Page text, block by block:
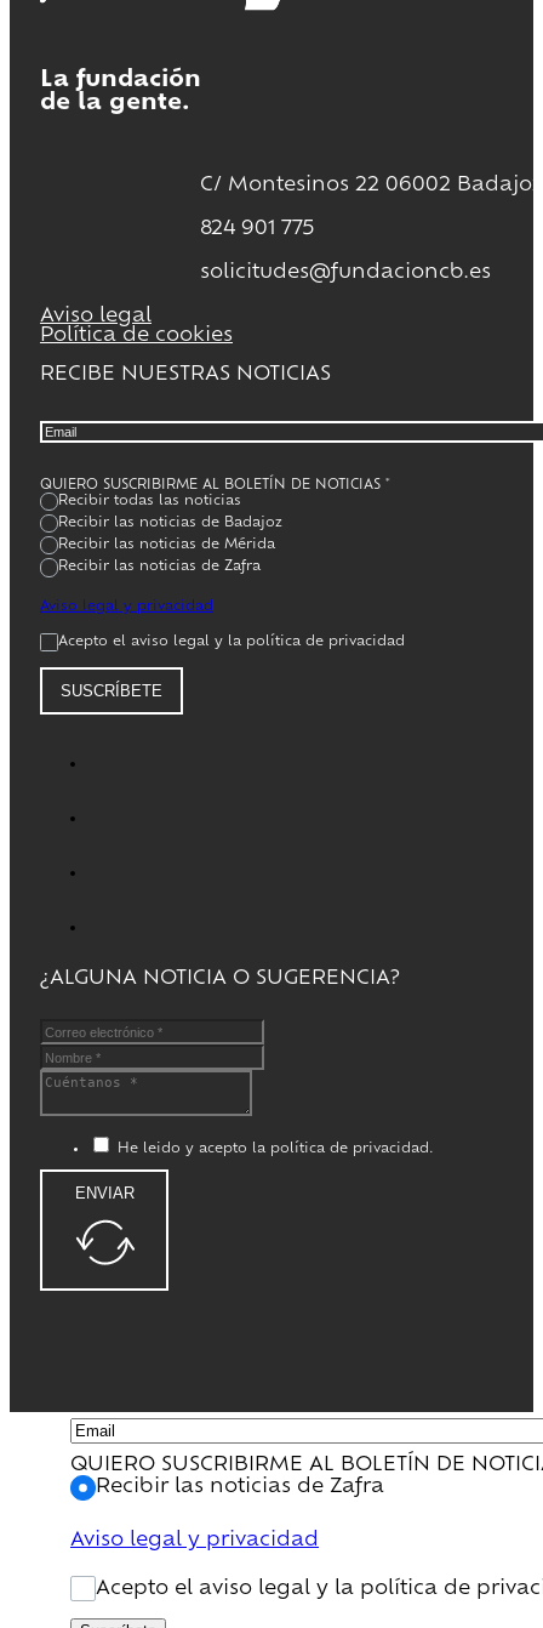
La fundación
de la gente.
C/ Montesinos 22 06002 Badajoz
824 901 775
solicitudes@fundacioncb.es
Aviso legal
Política de cookies
RECIBE NUESTRAS NOTICIAS
QUIERO SUSCRIBIRME AL BOLETÍN DE NOTICIAS *
Recibir todas las noticias
Recibir las noticias de Badajoz
Recibir las noticias de Mérida
Recibir las noticias de Zafra
Aviso legal y privacidad
Acepto el aviso legal y la política de privacidad
SUSCRÍBETE
¿ALGUNA NOTICIA O SUGERENCIA?
He leido y acepto la política de privacidad.
ENVIAR
QUIERO SUSCRIBIRME AL BOLETÍN DE
Recibir las noticias de Zafra
Aviso legal y privacidad
Acepto el aviso legal y la política de